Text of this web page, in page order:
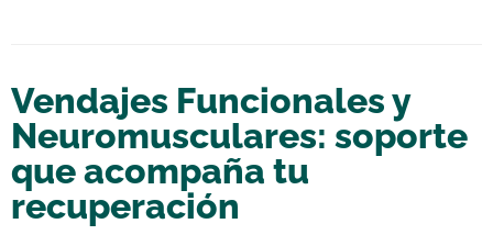
Vendajes Funcionales y
Neuromusculares: soporte
que acompaña tu
recuperación